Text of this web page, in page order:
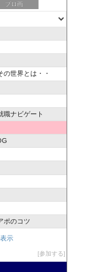
ブロ画
の世界とは・・
職ナビゲート
ポのコツ
示
参加する